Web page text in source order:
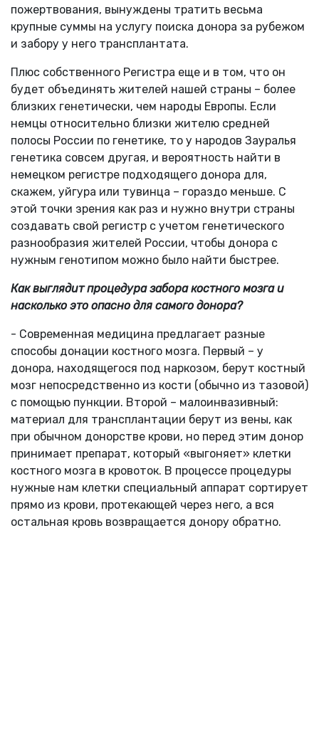
пожертвования, вынуждены тратить весьма
крупные суммы на услугу поиска донора за рубежом
и забору у него трансплантата.
Плюс собственного Регистра еще и в том, что он
будет объединять жителей нашей страны – более
близких генетически, чем народы Европы. Если
немцы относительно близки жителю средней
полосы России по генетике, то у народов Зауралья
генетика совсем другая, и вероятность найти в
немецком регистре подходящего донора для,
скажем, уйгура или тувинца – гораздо меньше. С
этой точки зрения как раз и нужно внутри страны
создавать свой регистр с учетом генетического
разнообразия жителей России, чтобы донора с
нужным генотипом можно было найти быстрее.
Как выглядит процедура забора костного мозга и
насколько это опасно для самого донора?
- Современная медицина предлагает разные
способы донации костного мозга. Первый – у
донора, находящегося под наркозом, берут костный
мозг непосредственно из кости (обычно из тазовой)
с помощью пункции. Второй – малоинвазивный:
материал для трансплантации берут из вены, как
при обычном донорстве крови, но перед этим донор
принимает препарат, который «выгоняет» клетки
костного мозга в кровоток. В процессе процедуры
нужные нам клетки специальный аппарат сортирует
прямо из крови, протекающей через него, а вся
остальная кровь возвращается донору обратно.